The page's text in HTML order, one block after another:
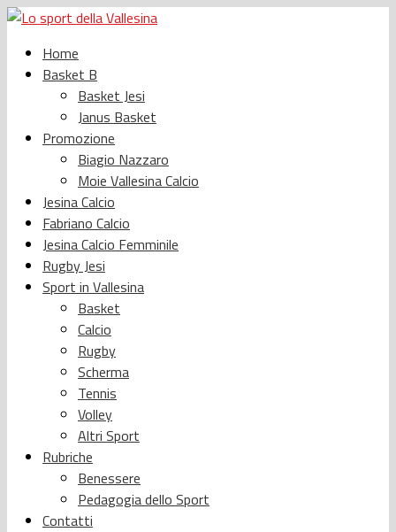
Home
Basket B
Basket Jesi
Janus Basket
Promozione
Biagio Nazzaro
Moie Vallesina Calcio
Jesina Calcio
Fabriano Calcio
Jesina Calcio Femminile
Rugby Jesi
Sport in Vallesina
Basket
Calcio
Rugby
Scherma
Tennis
Volley
Altri Sport
Rubriche
Benessere
Pedagogia dello Sport
Contatti